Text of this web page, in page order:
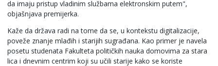
da imaju pristup vladinim službama elektronskim putem",
objašnjava premijerka.
Kaže da država radi na tome da se, u kontekstu digitalizacije,
poveže znanje mlađih i starijih sugrađana. Kao primer je navela
posetu studenata Fakulteta političkih nauka domovima za stara
lica i dnevnim centrim koji su učili starije kako se koriste